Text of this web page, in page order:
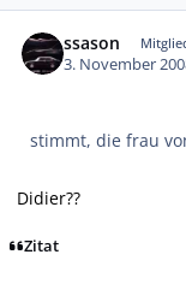
ssason
3. November
stimmt, die frau
Didier??
Zitat